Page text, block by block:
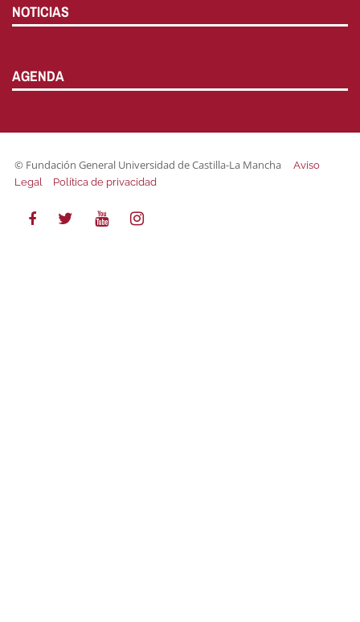
NOTICIAS
AGENDA
© Fundación General Universidad de Castilla-La Mancha
Aviso
Legal
Política de privacidad